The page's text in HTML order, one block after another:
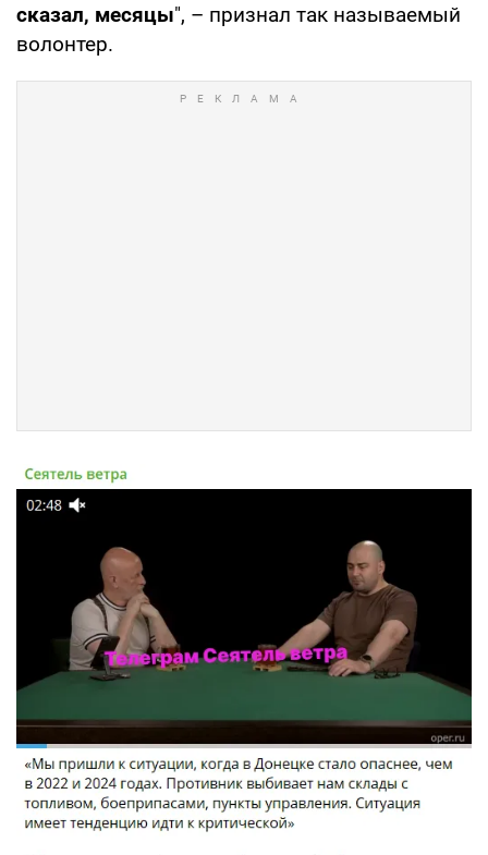
сказал, месяцы", – признал так называемый
волонтер.